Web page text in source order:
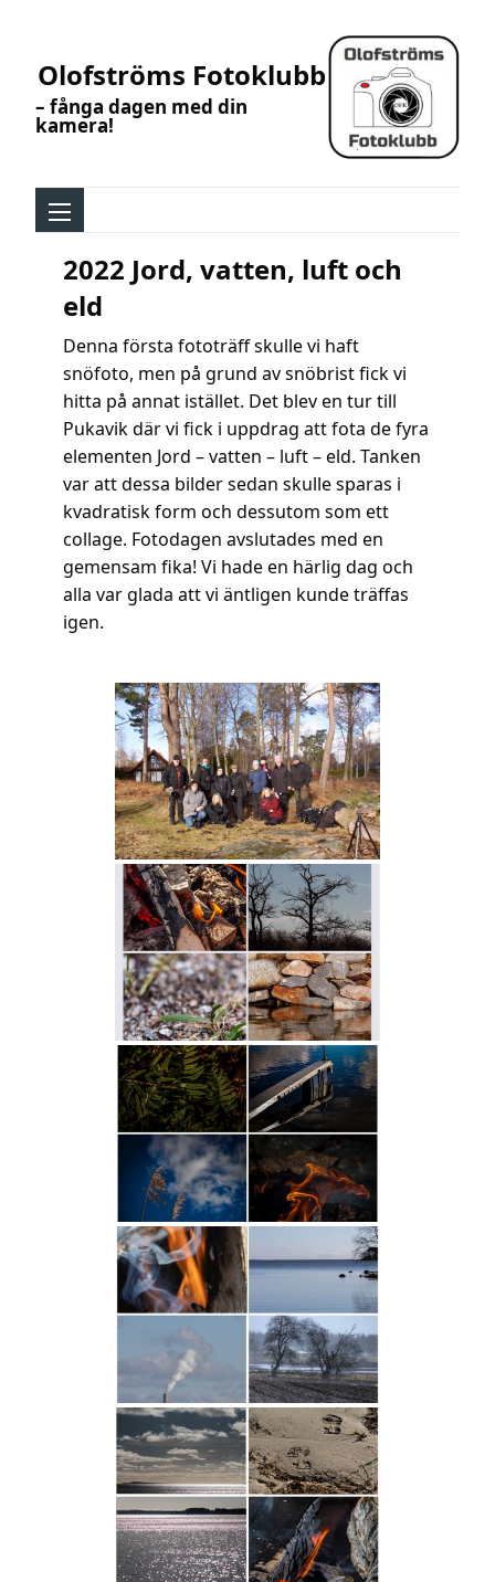
Olofströms Fotoklubb
– fånga dagen med din
kamera!
2022 Jord, vatten, luft och
eld
Denna första fototräff skulle vi haft
snöfoto, men på grund av snöbrist fick vi
hitta på annat istället. Det blev en tur till
Pukavik där vi fick i uppdrag att fota de fyra
elementen Jord – vatten – luft – eld. Tanken
var att dessa bilder sedan skulle sparas i
kvadratisk form och dessutom som ett
collage. Fotodagen avslutades med en
gemensam fika! Vi hade en härlig dag och
alla var glada att vi äntligen kunde träffas
igen.